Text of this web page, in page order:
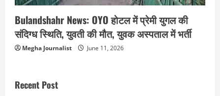
Bulandshahr News: OYO होटल में प्रेमी युगल की
संदिग्ध स्थिति, युवती की मौत, युवक अस्पताल में भर्ती
Megha Journalist June 11, 2026
Recent Post